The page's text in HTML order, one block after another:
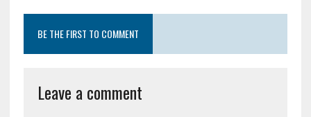
BE THE FIRST TO COMMENT
Leave a comment